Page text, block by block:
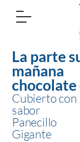
Cubierto con
sabor
Panecillo
Gigante
La parte
mañana
chocolate